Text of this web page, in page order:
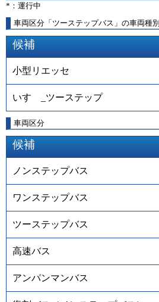
*：運行中
車両区分「ツーステップバス」の車両種別
候補
小型リエッセ
いすゞ_ツーステップ
車両区分
候補
ノンステップバス
ワンステップバス
ツーステップバス
高速バス
アンパンマンバス